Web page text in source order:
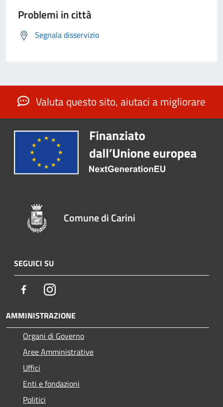
Problemi in città
Segnala disservizio
Valuta questo sito, aiutaci a migliorare
Comune di Carini
SEGUICI SU
FacebookInstagram
AMMINISTRAZIONE
Organi di Governo
Aree Amministrative
Uffici
Enti e fondazioni
Politici